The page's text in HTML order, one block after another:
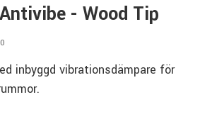
- Wood Tip
inbyggd vibrationsdämpare för